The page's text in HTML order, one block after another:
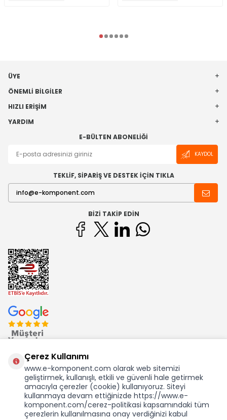
ÜYE
ÖNEMLI BILGILER
HIZLI ERIŞIM
YARDIM
E-BÜLTEN ABONELIĞI
KAYDOL
TEKLİF, SİPARİŞ VE DESTEK İÇİN TIKLA
BIZI TAKIP EDIN
Ekom Elk. Elektronik San. ve Tic. A.Ş.'nin Tescilli Bir Markasıdır
Çerez Kullanımı
www.e-komponent.com olarak web sitemizi
geliştirmek, kullanışlı, etkili ve güvenli hale getirmek
amacıyla çerezler (cookie) kullanıyoruz. Siteyi
kullanmaya devam ettiğinizde https://www.e-
komponent.com/cerez-politikasi kapsamındaki tüm
çerezlerin kullanılmasına onay verdiğinizi kabul